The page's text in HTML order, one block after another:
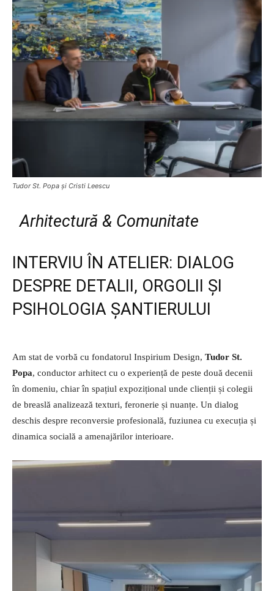
Tudor St. Popa și Cristi Leescu
Arhitectură & Comunitate
INTERVIU ÎN ATELIER: DIALOG
DESPRE DETALII, ORGOLII ȘI
PSIHOLOGIA ȘANTIERULUI
Am stat de vorbă cu fondatorul Inspirium Design, Tudor St.
Popa, conductor arhitect cu o experiență de peste două decenii
în domeniu, chiar în spațiul expozițional unde clienții și colegii
de breaslă analizează texturi, feronerie și nuanțe. Un dialog
deschis despre reconversie profesională, fuziunea cu execuția și
dinamica socială a amenajărilor interioare.